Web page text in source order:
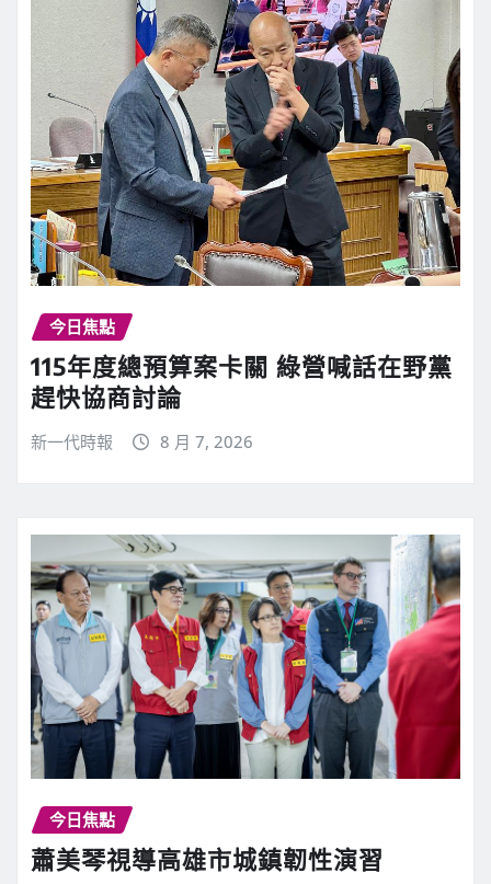
今日焦點
115年度總預算案卡關 綠營喊話在野黨
趕快協商討論
新一代時報 8 月 7, 2026
今日焦點
蕭美琴視導高雄市城鎮韌性演習